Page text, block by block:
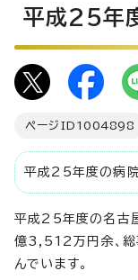
平成25年
ページID 1004898
平成25年度の病院
平成25年度の名古
億3,512万円余、
んでいます。